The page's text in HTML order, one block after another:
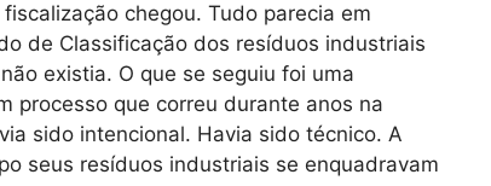
chegou. Tudo parecia em
de Classificação dos resíduos industriais
existia. O que se seguiu foi uma
processo que correu durante anos na
sido intencional. Havia sido técnico. A
seus resíduos industriais se enquadravam